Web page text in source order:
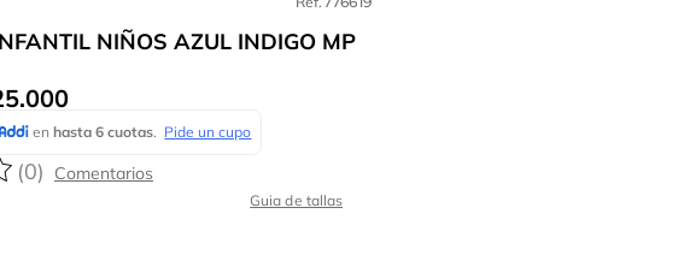
NIÑOS AZUL INDIGO MP
.000
(0)
Guia de tallas